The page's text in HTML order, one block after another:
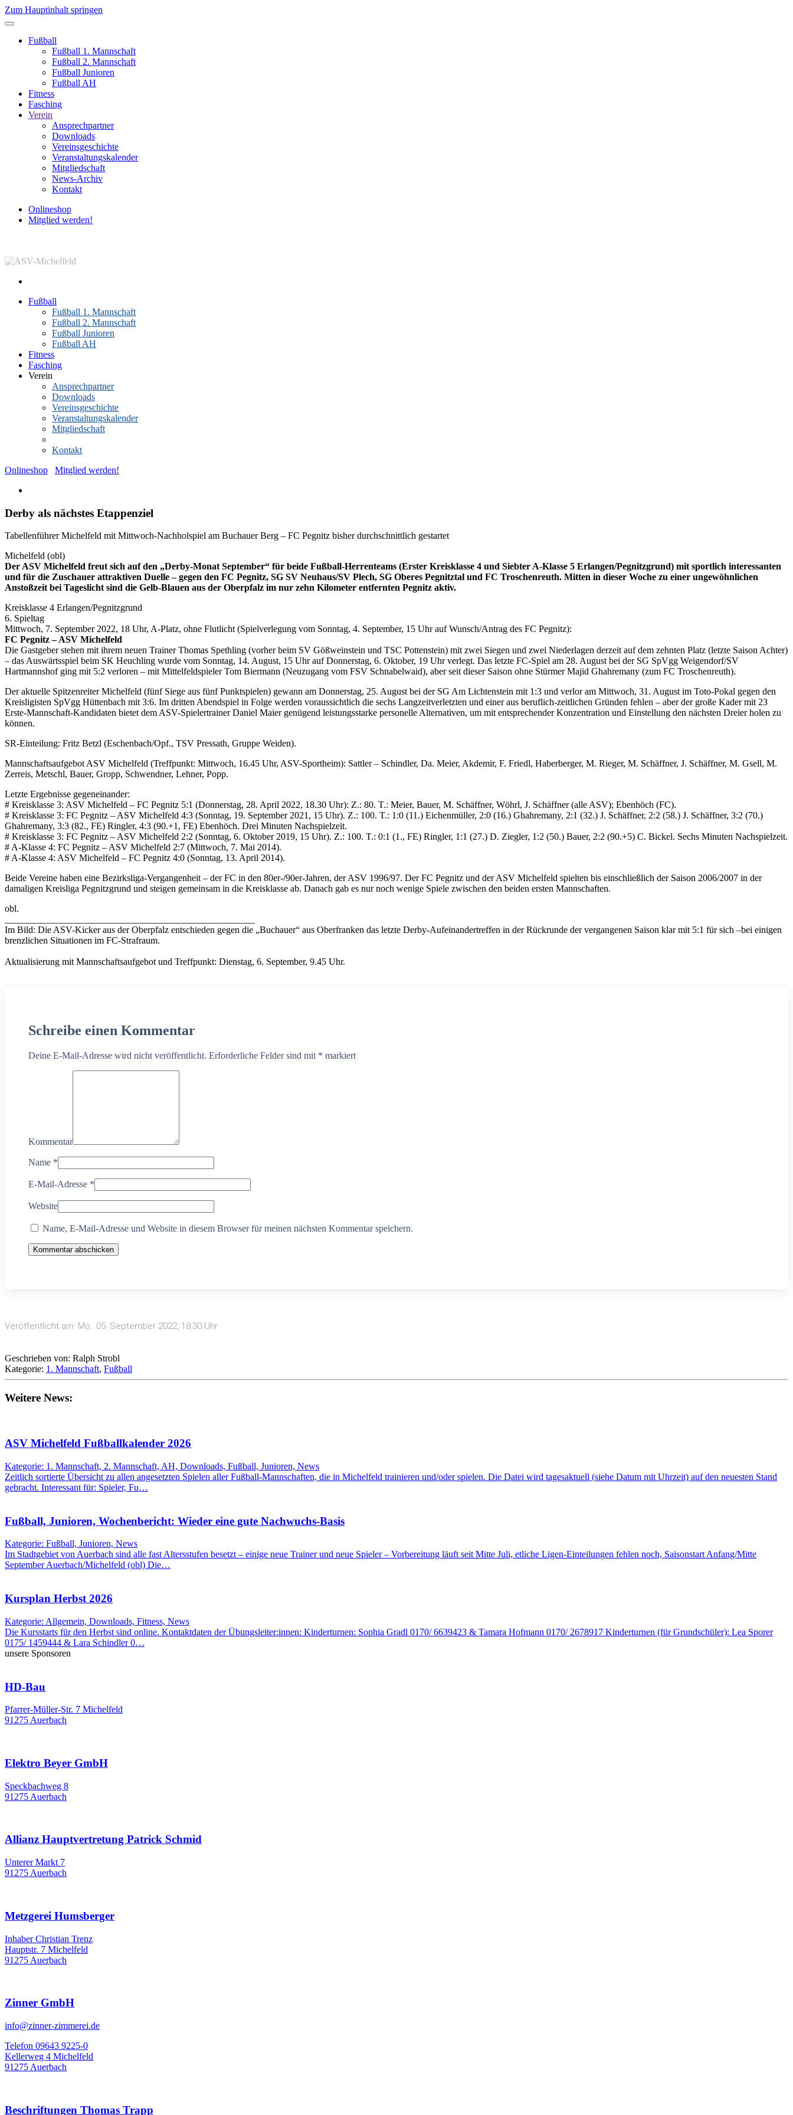
Zum Hauptinhalt springen
Fußball
Fußball 1. Mannschaft
Fußball 2. Mannschaft
Fußball Junioren
Fußball AH
Fitness
Fasching
Verein
Ansprechpartner
Downloads
Vereinsgeschichte
Veranstaltungskalender
Mitgliedschaft
News-Archiv
Kontakt
Onlineshop
Mitglied werden!
Fußball
Fußball 1. Mannschaft
Fußball 2. Mannschaft
Fußball Junioren
Fußball AH
Fitness
Fasching
Verein
Ansprechpartner
Downloads
Vereinsgeschichte
Veranstaltungskalender
Mitgliedschaft
Kontakt
Onlineshop
Mitglied werden!
Derby als nächstes Etappenziel
Tabellenführer Michelfeld mit Mittwoch-Nachholspiel am Buchauer Berg – FC Pegnitz bisher durchschnittlich gestartet
Michelfeld (obl)
Der ASV Michelfeld freut sich auf den „Derby-Monat September“ für beide Fußball-Herrenteams (Erster Kreisklasse 4 und Siebter A-Klasse 5 Erlangen/Pegnitzgrund) mit sportlich interessanten
und für die Zuschauer attraktiven Duelle – gegen den FC Pegnitz, SG SV Neuhaus/SV Plech, SG Oberes Pegnitztal und FC Troschenreuth. Mitten in dieser Woche zu einer ungewöhnlichen
Anstoßzeit bei Tageslicht sind die Gelb-Blauen aus der Oberpfalz im nur zehn Kilometer entfernten Pegnitz aktiv.
Kreisklasse 4 Erlangen/Pegnitzgrund
6. Spieltag
Mittwoch, 7. September 2022, 18 Uhr, A-Platz, ohne Flutlicht (Spielverlegung vom Sonntag, 4. September, 15 Uhr auf Wunsch/Antrag des FC Pegnitz):
FC Pegnitz – ASV Michelfeld
Die Gastgeber stehen mit ihrem neuen Trainer Thomas Spethling (vorher beim SV Gößweinstein und TSC Pottenstein) mit zwei Siegen und zwei Niederlagen derzeit auf dem zehnten Platz (letzte Saison Achter)
– das Auswärtsspiel beim SK Heuchling wurde vom Sonntag, 14. August, 15 Uhr auf Donnerstag, 6. Oktober, 19 Uhr verlegt. Das letzte FC-Spiel am 28. August bei der SG SpVgg Weigendorf/SV
Hartmannshof ging mit 5:2 verloren – mit Mittelfeldspieler Tom Biermann (Neuzugang vom FSV Schnabelwaid), aber seit dieser Saison ohne Stürmer Majid Ghahremany (zum FC Troschenreuth).
Der aktuelle Spitzenreiter Michelfeld (fünf Siege aus fünf Punktspielen) gewann am Donnerstag, 25. August bei der SG Am Lichtenstein mit 1:3 und verlor am Mittwoch, 31. August im Toto-Pokal gegen den
Kreisligisten SpVgg Hüttenbach mit 3:6. Im dritten Abendspiel in Folge werden voraussichtlich die sechs Langzeitverletzten und einer aus beruflich-zeitlichen Gründen fehlen – aber der große Kader mit 23
Erste-Mannschaft-Kandidaten bietet dem ASV-Spielertrainer Daniel Maier genügend leistungsstarke personelle Alternativen, um mit entsprechender Konzentration und Einstellung den nächsten Dreier holen zu
können.
SR-Einteilung: Fritz Betzl (Eschenbach/Opf., TSV Pressath, Gruppe Weiden).
Mannschaftsaufgebot ASV Michelfeld (Treffpunkt: Mittwoch, 16.45 Uhr, ASV-Sportheim): Sattler – Schindler, Da. Meier, Akdemir, F. Friedl, Haberberger, M. Rieger, M. Schäffner, J. Schäffner, M. Gsell, M.
Zerreis, Metschl, Bauer, Gropp, Schwendner, Lehner, Popp.
Letzte Ergebnisse gegeneinander:
# Kreisklasse 3: ASV Michelfeld – FC Pegnitz 5:1 (Donnerstag, 28. April 2022, 18.30 Uhr): Z.: 80. T.: Meier, Bauer, M. Schäffner, Wöhrl, J. Schäffner (alle ASV); Ebenhöch (FC).
# Kreisklasse 3: FC Pegnitz – ASV Michelfeld 4:3 (Sonntag, 19. September 2021, 15 Uhr). Z.: 100. T.: 1:0 (11.) Eichenmüller, 2:0 (16.) Ghahremany, 2:1 (32.) J. Schäffner, 2:2 (58.) J. Schäffner, 3:2 (70.)
Ghahremany, 3:3 (82., FE) Ringler, 4:3 (90.+1, FE) Ebenhöch. Drei Minuten Nachspielzeit.
# Kreisklasse 3: FC Pegnitz – ASV Michelfeld 2:2 (Sonntag, 6. Oktober 2019, 15 Uhr). Z.: 100. T.: 0:1 (1., FE) Ringler, 1:1 (27.) D. Ziegler, 1:2 (50.) Bauer, 2:2 (90.+5) C. Bickel. Sechs Minuten Nachspielzeit.
# A-Klasse 4: FC Pegnitz – ASV Michelfeld 2:7 (Mittwoch, 7. Mai 2014).
# A-Klasse 4: ASV Michelfeld – FC Pegnitz 4:0 (Sonntag, 13. April 2014).
Beide Vereine haben eine Bezirksliga-Vergangenheit – der FC in den 80er-/90er-Jahren, der ASV 1996/97. Der FC Pegnitz und der ASV Michelfeld spielten bis einschließlich der Saison 2006/2007 in der
damaligen Kreisliga Pegnitzgrund und steigen gemeinsam in die Kreisklasse ab. Danach gab es nur noch wenige Spiele zwischen den beiden ersten Mannschaften.
obl.
Im Bild: Die ASV-Kicker aus der Oberpfalz entschieden gegen die „Buchauer“ aus Oberfranken das letzte Derby-Aufeinandertreffen in der Rückrunde der vergangenen Saison klar mit 5:1 für sich –bei einigen
brenzlichen Situationen im FC-Strafraum.
Aktualisierung mit Mannschaftsaufgebot und Treffpunkt: Dienstag, 6. September, 9.45 Uhr.
Schreibe einen Kommentar
Deine E-Mail-Adresse wird nicht veröffentlicht. Erforderliche Felder sind mit * markiert
Kommentar
Name *
E-Mail-Adresse *
Website
Name, E-Mail-Adresse und Website in diesem Browser für meinen nächsten Kommentar speichern.
Kommentar abschicken
Veröffentlicht am: Mo.. 05. September 2022, 18:30 Uhr
Geschrieben von: Ralph Strobl
Kategorie: 1. Mannschaft, Fußball
Weitere News:
ASV Michelfeld Fußballkalender 2026
Kategorie: 1. Mannschaft, 2. Mannschaft, AH, Downloads, Fußball, Junioren, News
Zeitlich sortierte Übersicht zu allen angesetzten Spielen aller Fußball-Mannschaften, die in Michelfeld trainieren und/oder spielen. Die Datei wird tagesaktuell (siehe Datum mit Uhrzeit) auf den neuesten Stand
gebracht. Interessant für: Spieler, Fu…
Fußball, Junioren, Wochenbericht: Wieder eine gute Nachwuchs-Basis
Kategorie: Fußball, Junioren, News
Im Stadtgebiet von Auerbach sind alle fast Altersstufen besetzt – einige neue Trainer und neue Spieler – Vorbereitung läuft seit Mitte Juli, etliche Ligen-Einteilungen fehlen noch, Saisonstart Anfang/Mitte
September Auerbach/Michelfeld (obl) Die…
Kursplan Herbst 2026
Kategorie: Allgemein, Downloads, Fitness, News
Die Kursstarts für den Herbst sind online. Kontaktdaten der Übungsleiter:innen: Kinderturnen: Sophia Gradl 0170/ 6639423 & Tamara Hofmann 0170/ 2678917 Kinderturnen (für Grundschüler): Lea Sporer
0175/ 1459444 & Lara Schindler 0…
unsere Sponsoren
HD-Bau
Pfarrer-Müller-Str. 7 Michelfeld
91275 Auerbach
Elektro Beyer GmbH
Speckbachweg 8
91275 Auerbach
Allianz Hauptvertretung Patrick Schmid
Unterer Markt 7
91275 Auerbach
Metzgerei Humsberger
Inhaber Christian Trenz
Hauptstr. 7 Michelfeld
91275 Auerbach
Zinner GmbH
info@zinner-zimmerei.de
Telefon 09643 9225-0
Kellerweg 4 Michelfeld
91275 Auerbach
Beschriftungen Thomas Trapp